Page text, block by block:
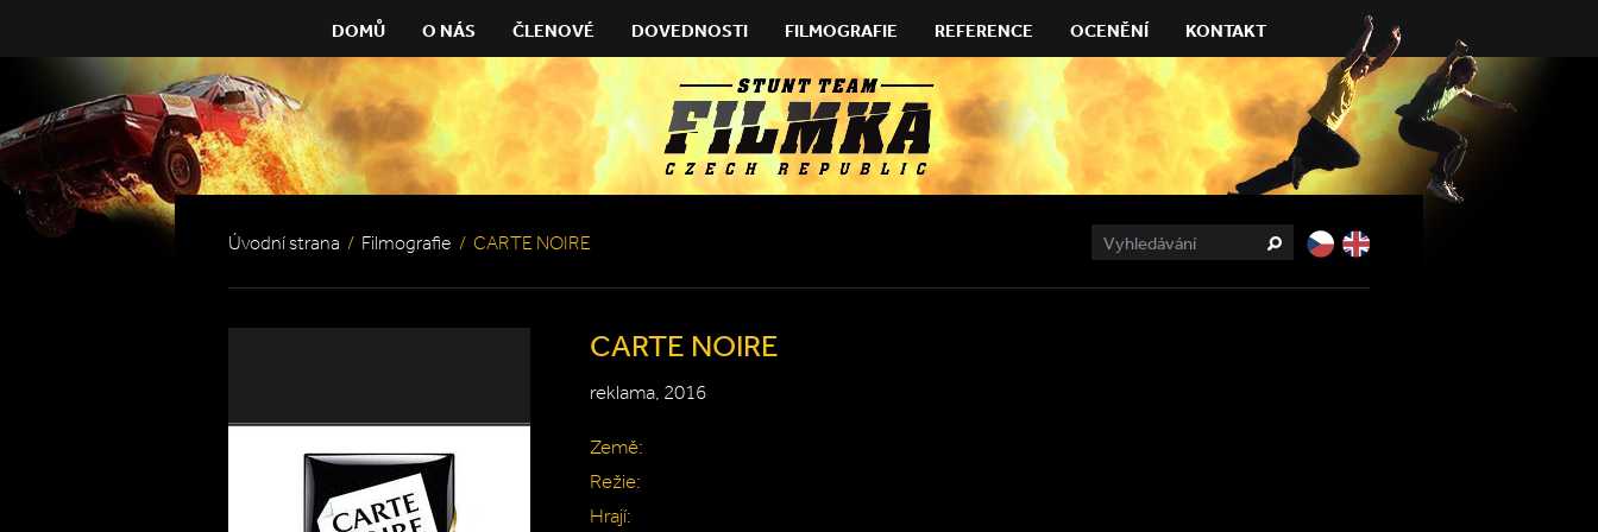
DOMŮ O NÁS ČLENOVÉ DOVEDNOSTI FILMOGRAFIE REFERENCE OCENĚNÍ KONTAKT
Úvodní strana / Filmografie / CARTE NOIRE
CARTE NOIRE
reklama, 2016
Země:
Režie:
Hrají: